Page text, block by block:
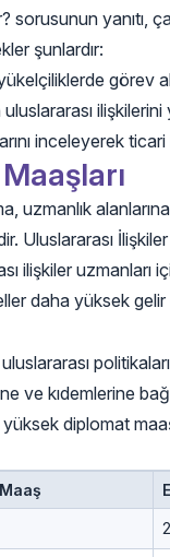
yanıtı,
şunlardır:
görev
ilişkilerini
inceleyerek
uzmanlık
ilişkiler uzmanları
daha yüksek gelir
ve kıdemlerine
yüksek diplomat